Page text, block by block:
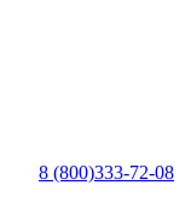
8 (800)333-72-08